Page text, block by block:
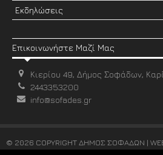
Εκδηλώσεις
Επικοινωνήστε Μαζί Μας
Κιερίου 49, Δήμος Σοφάδων,
2443353200
info@sofades.gr
© 2026 COPYRIGHT ΔΗΜΟΣ ΣΟΦΑΔΩΝ | WEB